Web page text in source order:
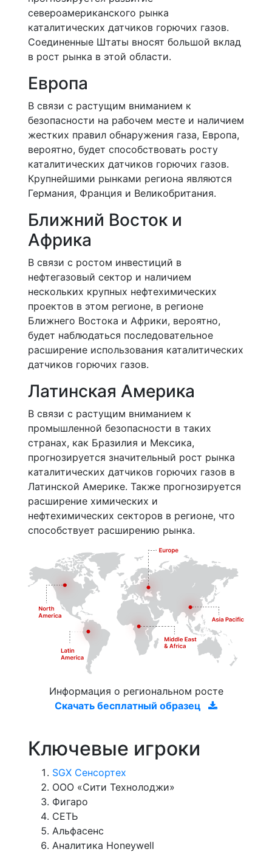
североамериканского рынка
каталитических датчиков горючих газов.
Соединенные Штаты вносят большой вклад
в рост рынка в этой области.
Европа
В связи с растущим вниманием к
безопасности на рабочем месте и наличием
жестких правил обнаружения газа, Европа,
вероятно, будет способствовать росту
каталитических датчиков горючих газов.
Крупнейшими рынками региона являются
Германия, Франция и Великобритания.
Ближний Восток и
Африка
В связи с ростом инвестиций в
нефтегазовый сектор и наличием
нескольких крупных нефтехимических
проектов в этом регионе, в регионе
Ближнего Востока и Африки, вероятно,
будет наблюдаться последовательное
расширение использования каталитических
датчиков горючих газов.
Латинская Америка
В связи с растущим вниманием к
промышленной безопасности в таких
странах, как Бразилия и Мексика,
прогнозируется значительный рост рынка
каталитических датчиков горючих газов в
Латинской Америке. Также прогнозируется
расширение химических и
нефтехимических секторов в регионе, что
способствует расширению рынка.
Информация о региональном росте
Скачать бесплатный образец
Ключевые игроки
SGX Сенсортех
ООО «Сити Технолоджи»
Фигаро
СЕТЬ
Альфасенс
Аналитика Honeywell